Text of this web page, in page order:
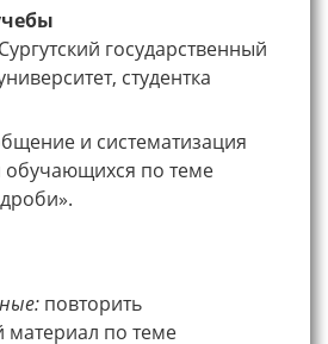
Сургутский государственный
студентка
и систематизация
по теме
повторить
материал по теме